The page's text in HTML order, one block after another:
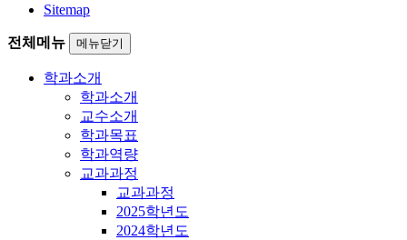
Sitemap
전체메뉴 메뉴닫기
학과소개
학과소개
교수소개
학과목표
학과역량
교과과정
교과과정
2025학년도
2024학년도